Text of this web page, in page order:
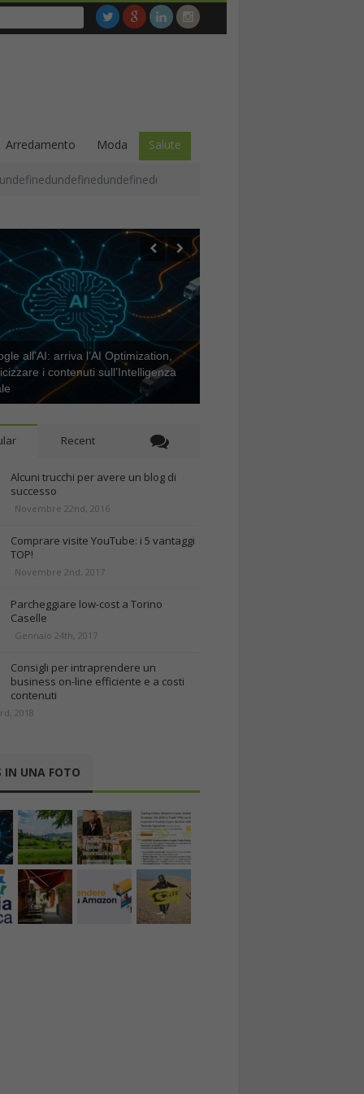
Arredamento Moda Salute
all’AI: arriva l’AI Optimization,
i contenuti sull’Intelligenza
Recent
Alcuni trucchi per avere un blog di
successo
Novembre 22nd, 2016
Comprare visite YouTube: i 5 vantaggi
TOP!
Novembre 2nd, 2017
Parcheggiare low-cost a Torino
Caselle
Gennaio 24th, 2017
Consigli per intraprendere un
business on-line efficiente e a costi
contenuti
2018
IN UNA FOTO